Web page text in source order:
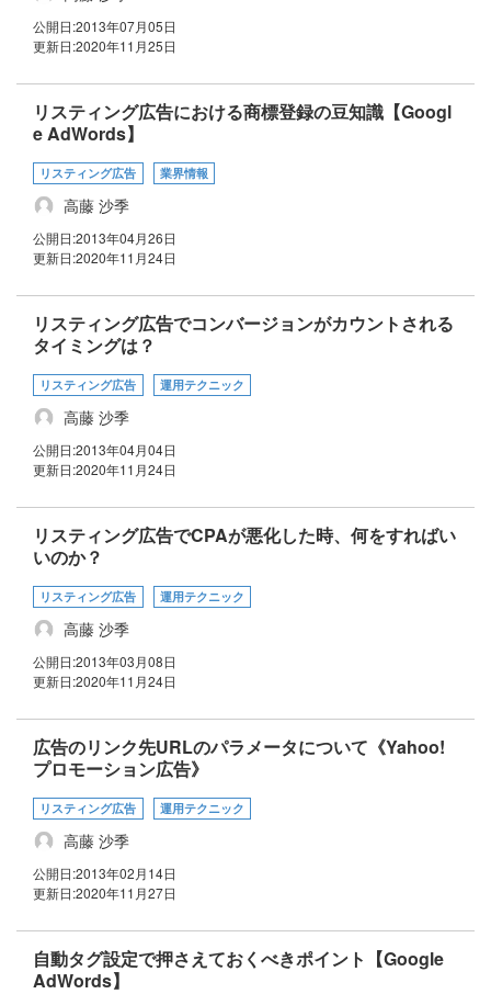
公開日:2013年07月05日
更新日:2020年11月25日
リスティング広告における商標登録の豆知識【Googl
e AdWords】
リスティング広告 業界情報
高藤 沙季
公開日:2013年04月26日
更新日:2020年11月24日
リスティング広告でコンバージョンがカウントされる
タイミングは？
リスティング広告 運用テクニック
高藤 沙季
公開日:2013年04月04日
更新日:2020年11月24日
リスティング広告でCPAが悪化した時、何をすればい
いのか？
リスティング広告 運用テクニック
高藤 沙季
公開日:2013年03月08日
更新日:2020年11月24日
広告のリンク先URLのパラメータについて《Yahoo!
プロモーション広告》
リスティング広告 運用テクニック
高藤 沙季
公開日:2013年02月14日
更新日:2020年11月27日
自動タグ設定で押さえておくべきポイント【Google
AdWords】